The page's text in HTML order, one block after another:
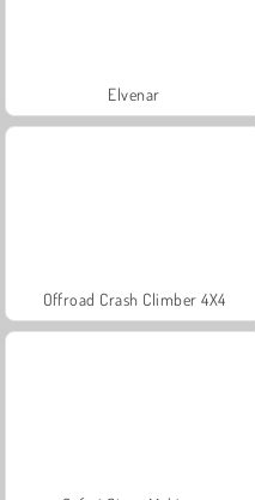
Elvenar
Offroad Crash Climber 4X4